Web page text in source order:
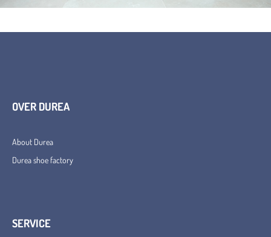
OVER DUREA
About Durea
Durea shoe factory
SERVICE